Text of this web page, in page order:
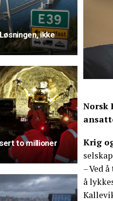
ikke
to millioner
Norsk
Krig
– Ved
å